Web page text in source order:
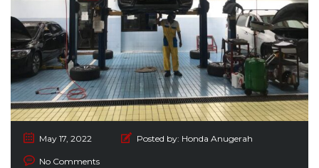
May 17, 2022 Posted by: Honda Anugerah
No Comments